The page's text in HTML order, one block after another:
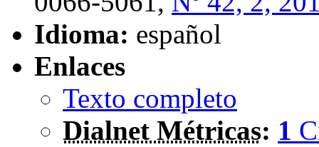
Idioma: español
Enlaces
Texto completo
Dialnet Métricas: 1